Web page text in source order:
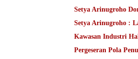
Setya Arinugroho
Setya Arinugroho :
Kawasan Industri
Pergeseran Pola